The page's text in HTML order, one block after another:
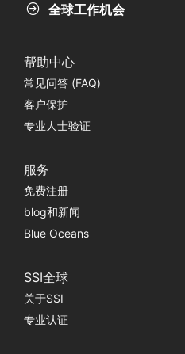
全球工作机会
帮助中心
常见问答 (FAQ)
客户保护
专业人士验证
服务
免费注册
blog和新闻
Blue Oceans
SSI全球
关于SSI
专业认证